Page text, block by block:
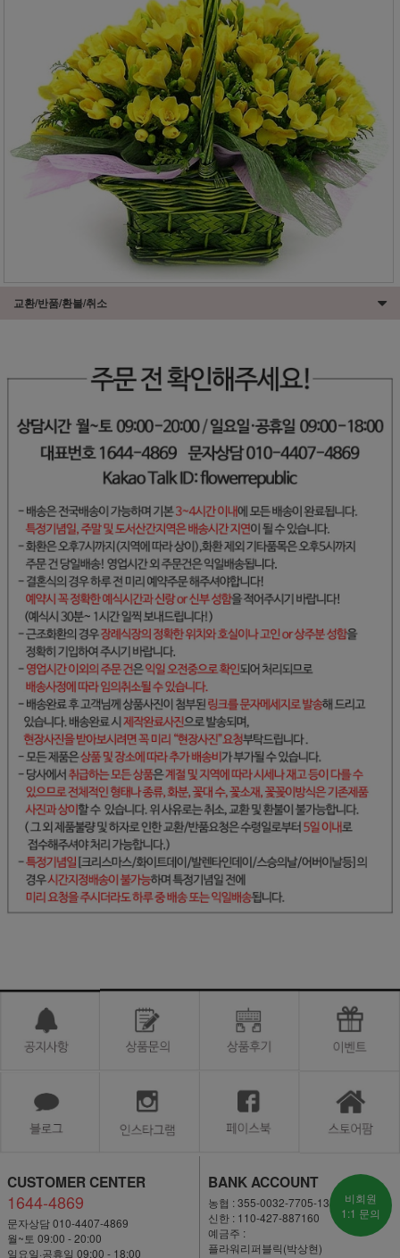
교환/반품/환불/취소
CUSTOMER CENTER
1644-4869
문자상담 010-4407-4869
월~토 09:00 - 20:00
일요일·공휴일 09:00 - 18:00
BANK ACCOUNT
농협 : 355-0032-7705-13
신한 : 110-427-887160
예금주 :
플라워리퍼블릭(박상현)
비회원
1:1 문의